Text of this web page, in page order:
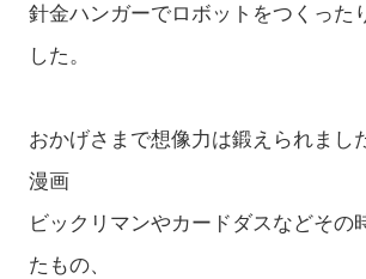
針金ハンガーでロボットをつくった
した。
おかげさまで想像力は鍛えられまし
漫画
ビックリマンやカードダスなどその
たもの、